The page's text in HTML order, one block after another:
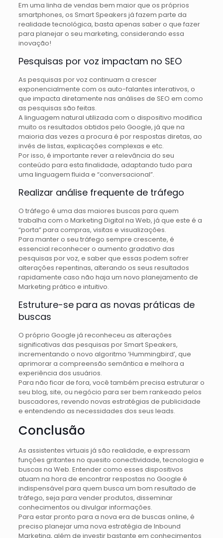
Em uma linha de vendas bem maior que os próprios
smartphones, os Smart Speakers já fazem parte da
realidade tecnológica, basta apenas saber o que fazer
para planejar o seu marketing, considerando essa
inovação!
Pesquisas por voz impactam no SEO
As pesquisas por voz continuam a crescer
exponencialmente com os auto-falantes interativos, o
que impacta diretamente nas análises de SEO em como
as pesquisas são feitas.
A linguagem natural utilizada com o dispositivo modifica
muito os resultados obtidos pelo Google, já que na
maioria das vezes a procura é por respostas diretas, ao
invés de listas, explicações complexas e etc.
Por isso, é importante rever a relevância do seu
conteúdo para esta finalidade, adaptando tudo para
uma linguagem fluida e “conversacional”.
Realizar análise frequente de tráfego
O tráfego é uma das maiores buscas para quem
trabalha com o Marketing Digital na Web, já que este é a
“porta” para compras, visitas e visualizações.
Para manter o seu tráfego sempre crescente, é
essencial reconhecer o aumento gradativo das
pesquisas por voz, e saber que essas podem sofrer
alterações repentinas, alterando os seus resultados
rapidamente caso não haja um novo planejamento de
Marketing prático e intuitivo.
Estruture-se para as novas práticas de
buscas
O próprio Google já reconheceu as alterações
significativas das pesquisas por Smart Speakers,
incrementando o novo algoritmo ‘Hummingbird’, que
aprimorar a compreensão semântica e melhora a
experiência dos usuários.
Para não ficar de fora, você também precisa estruturar o
seu blog, site, ou negócio para ser bem rankeado pelos
buscadores, revendo novas estratégias de publicidade
e entendendo as necessidades dos seus leads.
Conclusão
As assistentes virtuais já são realidade, e expressam
funções gritantes no quesito conectividade, tecnologia e
buscas na Web. Entender como esses dispositivos
atuam na hora de encontrar respostas no Google é
indispensável para quem busca um bom resultado de
tráfego, seja para vender produtos, disseminar
conhecimentos ou divulgar informações.
Para estar pronto para a nova era de buscas online, é
preciso planejar uma nova estratégia de Inbound
Marketing, além de investir bastante em conhecimentos